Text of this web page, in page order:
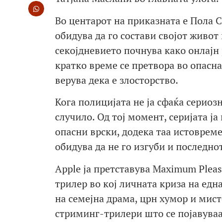
Во центарот на приказната е Пола
обидува да го состави својот
секојдневието почнува како
кратко време се претвора во
верува дека е злосторство.
Кога полицијата не ја сфаќа
случило. Од тој момент, серијата
опасни врски, додека таа
обидува да не го изгуби и
Apple ја претставува Maximum
трилер во кој личната криза на
на семејна драма, црн хумор и
стриминг-трилери што се